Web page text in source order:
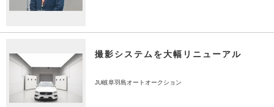
撮影システムを大幅リニューアル
JU岐阜羽島オートオークション